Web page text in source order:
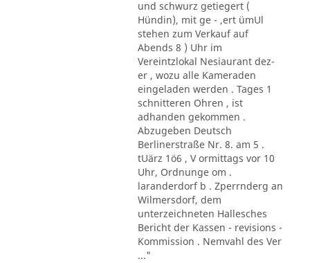
und schwurz getiegert (
Hündin), mit ge - ,ert ümUl
stehen zum Verkauf auf
Abends 8 ) Uhr im
Vereintzlokal Nesiaurant dez-
er , wozu alle Kameraden
eingeladen werden . Tages 1
schnitteren Ohren , ist
adhanden gekommen .
Abzugeben Deutsch
Berlinerstraße Nr. 8. am 5 .
tUärz 1ö6 , V ormittags vor 10
Uhr, Ordnunge om .
laranderdorf b . Zperrnderg an
Wilmersdorf, dem
unterzeichneten Hallesches
Bericht der Kassen - revisions -
Kommission . Nemvahl des Ver
..."